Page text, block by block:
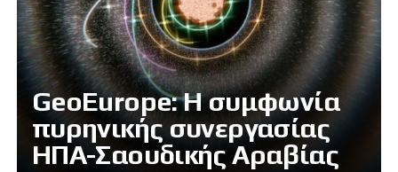
GeoEurope: Η συμφωνία
πυρηνικής συνεργασίας
ΗΠΑ-Σαουδικής Αραβίας